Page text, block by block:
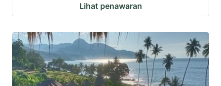
Lihat penawaran